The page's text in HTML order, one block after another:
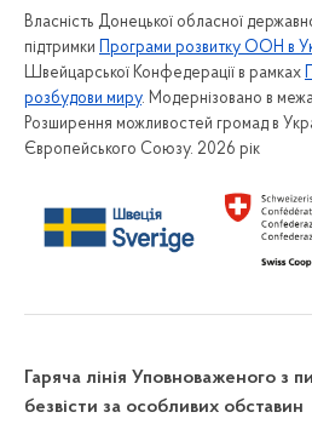
Власність Донецької обласної
підтримки
Програми розвитку ООН в
Швейцарської Конфедерації в рамках
розбудови миру. Модернізовано в
Розширення можливостей громад в
Європейського Союзу. 2026 рік
Гаряча лінія Уповноваженого з
безвісти за особливих обставин